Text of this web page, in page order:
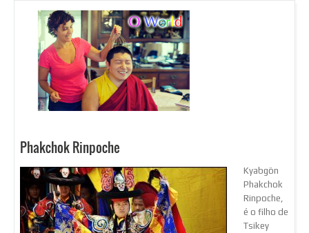
Phakchok Rinpoche
Kyabgön
Phakchok
Rinpoche,
é o filho de
Tsikey